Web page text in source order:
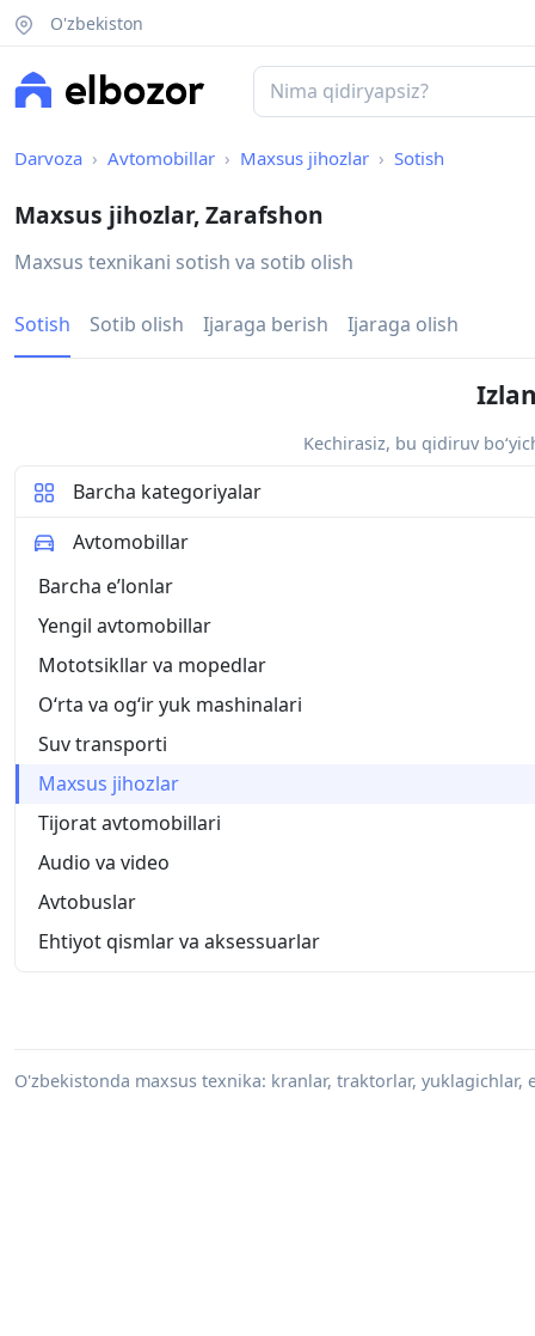
O'zbekiston
Darvoza Avtomobillar Maxsus jihozlar Sotish
Maxsus jihozlar, Zarafshon
Maxsus texnikani sotish va sotib olish
Sotish Sotib olish Ijaraga berish Ijaraga olish
Kechirasiz, bu qidiruv
Barcha kategoriyalar
Avtomobillar
Barcha eʼlonlar
Yengil avtomobillar
Mototsikllar va mopedlar
O‘rta va og‘ir yuk mashinalari
Suv transporti
Maxsus jihozlar
Tijorat avtomobillari
Audio va video
Avtobuslar
Ehtiyot qismlar va aksessuarlar
O'zbekistonda maxsus texnika: kranlar, traktorlar, yuklagichlar,